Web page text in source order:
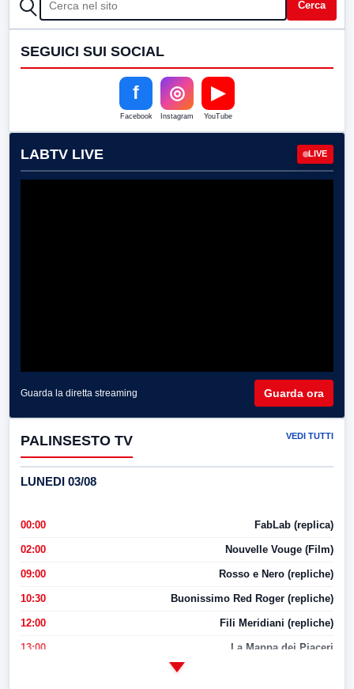
Cerca
SEGUICI SUI SOCIAL
f
Facebook
◎
Instagram
▶
YouTube
LABTV LIVE LIVE
Guarda la diretta streaming Guarda ora
PALINSESTO TV VEDI TUTTI
LUNEDI 03/08
00:00 FabLab (replica)
02:00 Nouvelle Vouge (Film)
09:00 Rosso e Nero (repliche)
10:30 Buonissimo Red Roger (repliche)
12:00 Fili Meridiani (repliche)
13:00 La Mappa dei Piaceri